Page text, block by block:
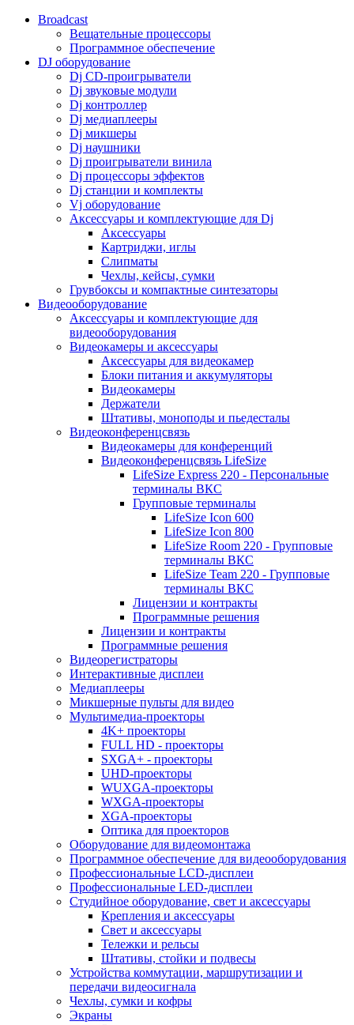
Broadcast
Вещательные процессоры
Программное обеспечение
DJ оборудование
Dj CD-проигрыватели
Dj звуковые модули
Dj контроллер
Dj медиаплееры
Dj микшеры
Dj наушники
Dj проигрыватели винила
Dj процессоры эффектов
Dj станции и комплекты
Vj оборудование
Аксессуары и комплектующие для Dj
Аксессуары
Картриджи, иглы
Слипматы
Чехлы, кейсы, сумки
Грувбоксы и компактные синтезаторы
Видеооборудование
Аксессуары и комплектующие для
видеооборудования
Видеокамеры и аксессуары
Аксессуары для видеокамер
Блоки питания и аккумуляторы
Видеокамеры
Держатели
Штативы, моноподы и пьедесталы
Видеоконференцсвязь
Видеокамеры для конференций
Видеоконференцсвязь LifeSize
LifeSize Express 220 - Персональные
терминалы ВКС
Групповые терминалы
LifeSize Icon 600
LifeSize Icon 800
LifeSize Room 220 - Групповые
терминалы ВКС
LifeSize Team 220 - Групповые
терминалы ВКС
Лицензии и контракты
Программные решения
Лицензии и контракты
Программные решения
Видеорегистраторы
Интерактивные дисплеи
Медиаплееры
Микшерные пульты для видео
Мультимедиа-проекторы
4K+ проекторы
FULL HD - проекторы
SXGA+ - проекторы
UHD-проекторы
WUXGA-проекторы
WXGA-проекторы
XGA-проекторы
Оптика для проекторов
Оборудование для видеомонтажа
Программное обеспечение для видеооборудования
Профессиональные LCD-дисплеи
Профессиональные LED-дисплеи
Студийное оборудование, свет и аксессуары
Крепления и аксессуары
Свет и аксессуары
Тележки и рельсы
Штативы, стойки и подвесы
Устройства коммутации, маршрутизации и
передачи видеосигнала
Чехлы, сумки и кофры
Экраны